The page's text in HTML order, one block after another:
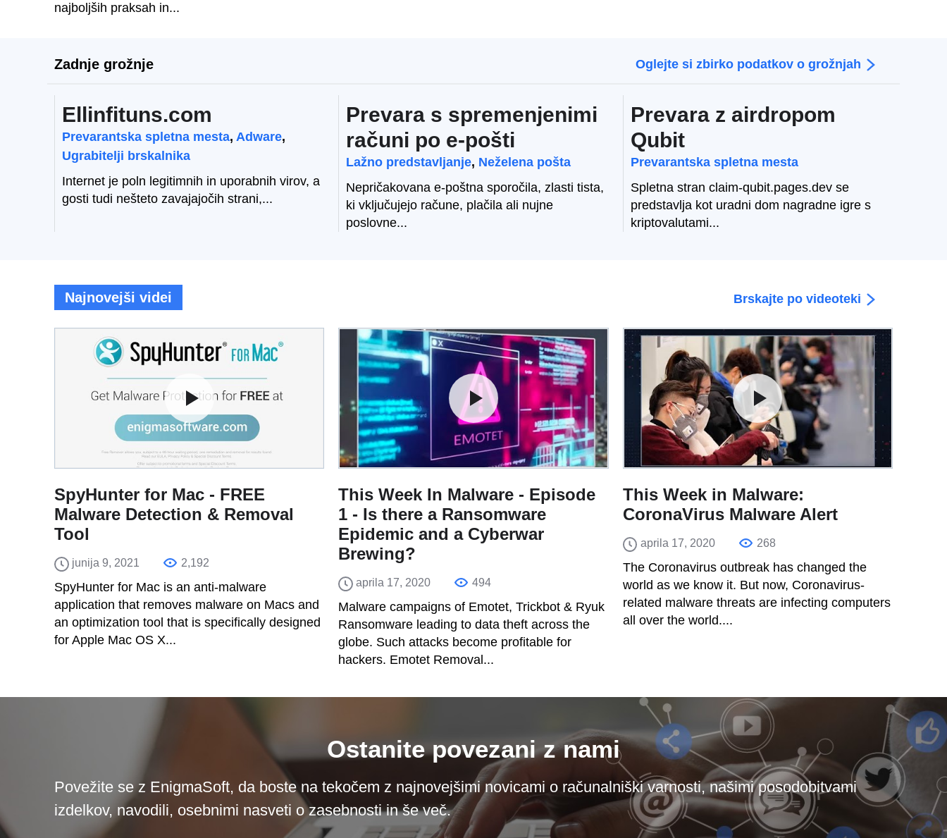
najboljših praksah in...
Zadnje grožnje Oglejte si zbirko podatkov o grožnjah
Ellinfituns.com
Prevarantska spletna mesta, Adware,
Ugrabitelji brskalnika
Internet je poln legitimnih in uporabnih virov, a
gosti tudi nešteto zavajajočih strani,...
Prevara s spremenjenimi
računi po e-pošti
Lažno predstavljanje, Neželena pošta
Nepričakovana e-poštna sporočila, zlasti tista,
ki vključujejo račune, plačila ali nujne
poslovne...
Prevara z airdropom
Qubit
Prevarantska spletna mesta
Spletna stran claim-qubit.pages.dev se
predstavlja kot uradni dom nagradne igre s
kriptovalutami...
Najnovejši videi Brskajte po videoteki
SpyHunter for Mac - FREE
Malware Detection & Removal
Tool
junija 9, 2021 2,192
SpyHunter for Mac is an anti-malware
application that removes malware on Macs and
an optimization tool that is specifically designed
for Apple Mac OS X...
This Week In Malware - Episode
1 - Is there a Ransomware
Epidemic and a Cyberwar
Brewing?
aprila 17, 2020 494
Malware campaigns of Emotet, Trickbot & Ryuk
Ransomware leading to data theft across the
globe. Such attacks become profitable for
hackers. Emotet Removal...
This Week in Malware:
CoronaVirus Malware Alert
aprila 17, 2020 268
The Coronavirus outbreak has changed the
world as we know it. But now, Coronavirus-
related malware threats are infecting computers
all over the world....
Ostanite povezani z nami
Povežite se z EnigmaSoft, da boste na tekočem z najnovejšimi novicami o računalniški varnosti, našimi posodobitvami
izdelkov, navodili, osebnimi nasveti o zasebnosti in še več.